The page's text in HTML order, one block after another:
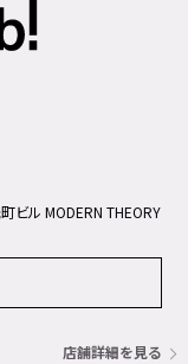
ビル MODERN THEORY
店舗詳細を見る